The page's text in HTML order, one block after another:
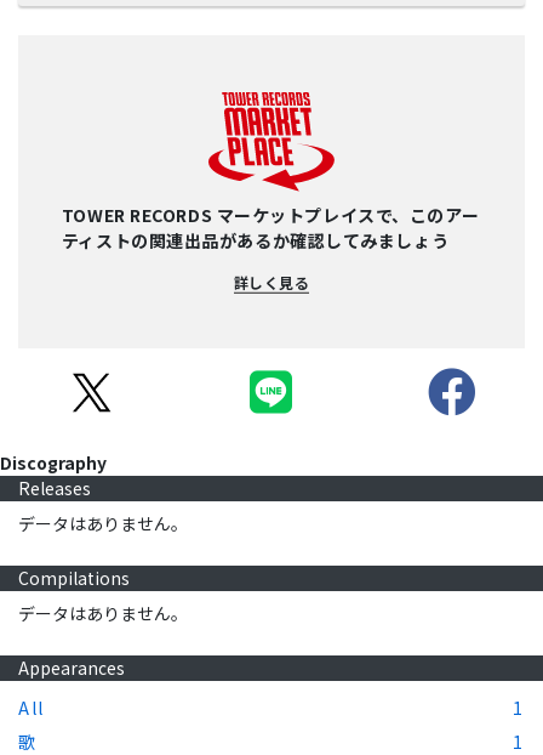
TOWER RECORDS マーケットプレイスで、このアー
ティストの関連出品があるか確認してみましょう
詳しく見る
Discography
Releases
データはありません。
Compilations
データはありません。
Appearances
All
1
歌
1